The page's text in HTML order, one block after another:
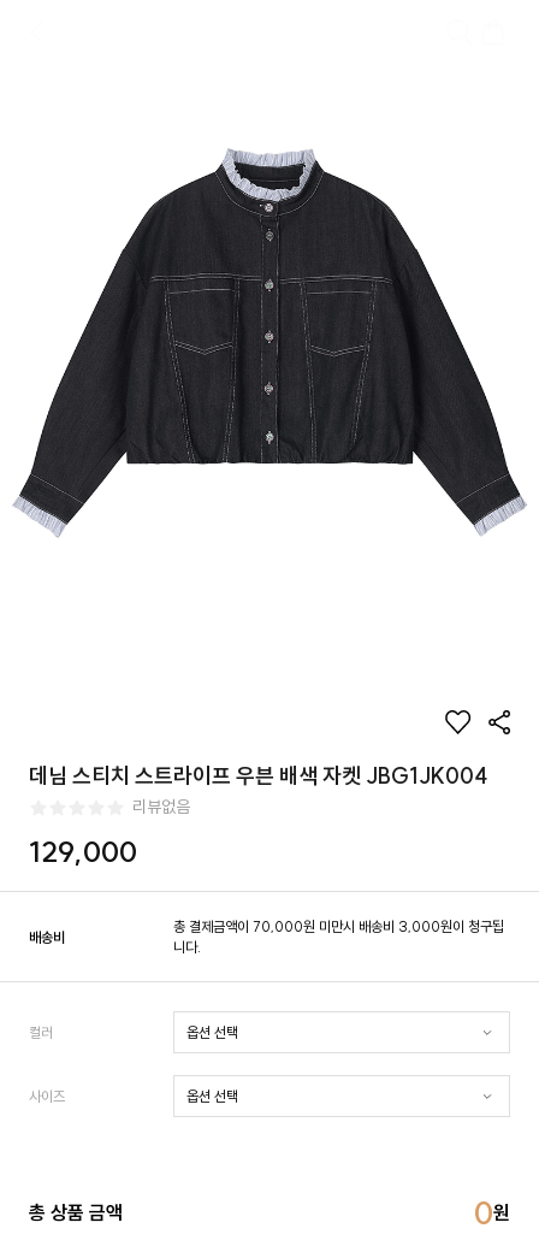
데님 스티치 스트라이프 우븐 배색 자켓 JBG1JK004
리뷰없음
129,000
배송비
총 결제금액이 70,000원 미만시 배송비 3,000원이 청구됩
니다.
컬러
사이즈
총 상품 금액 0